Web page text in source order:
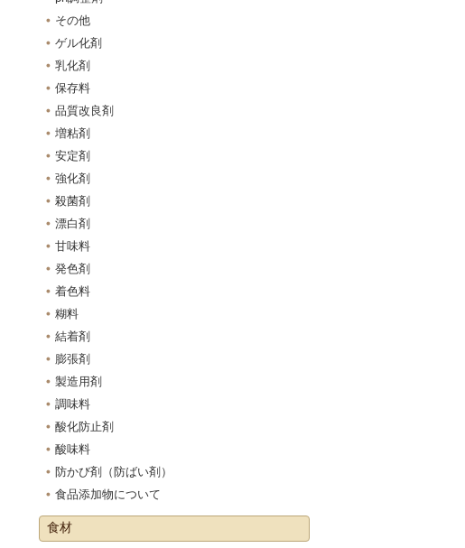
その他
ゲル化剤
乳化剤
保存料
品質改良剤
増粘剤
安定剤
強化剤
殺菌剤
漂白剤
甘味料
発色剤
着色料
糊料
結着剤
膨張剤
製造用剤
調味料
酸化防止剤
酸味料
防かび剤（防ばい剤）
食品添加物について
食材